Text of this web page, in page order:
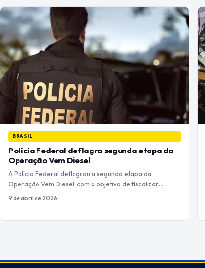
BRASIL
Polícia Federal deflagra segunda etapa da
Operação Vem Diesel
A Polícia Federal deflagrou a segunda etapa da
Operação Vem Diesel, com o objetivo de fiscalizar…
9 de abril de 2026